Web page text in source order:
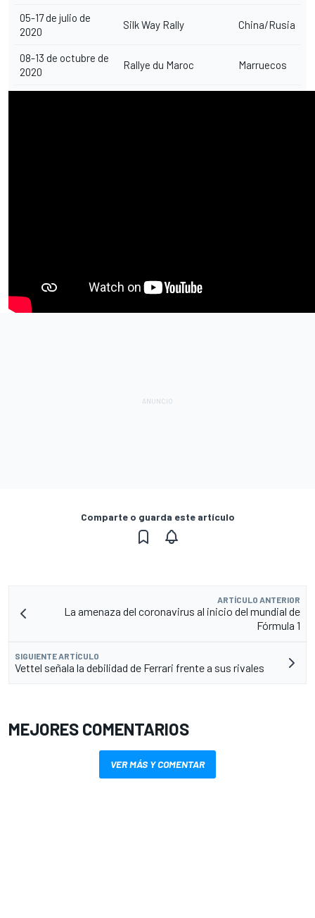
05-17 de julio de
2020
Silk Way Rally China/Rusia
08-13 de octubre de
2020
Rallye du Maroc Marruecos
Comparte o guarda este artículo
ARTÍCULO ANTERIOR
La amenaza del coronavirus al inicio del mundial de
Fórmula 1
SIGUIENTE ARTÍCULO
Vettel señala la debilidad de Ferrari frente a sus rivales
MEJORES COMENTARIOS
VER MÁS Y COMENTAR